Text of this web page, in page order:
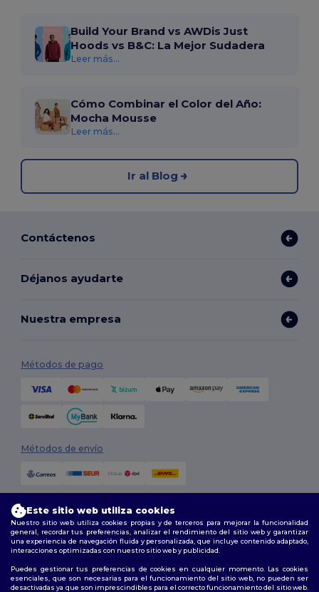
Build Your Brand vs AWDis Just
Hoods vs B&C: La Mejor Sudadera
Leer más...
Cómo Combinar el Color del Año:
Mocha Mousse
Leer más...
Ir al Blog
Contáctenos
Déjanos ayudarte
Nuestra empresa
Métodos de pago
Métodos de envío
Síguenos
Este sitio web utiliza cookies
Nuestro sitio web utiliza cookies propias y de terceros para mejorar la funcionalidad
general, recordar tus preferencias, analizar el rendimiento del sitio web y garantizar
una experiencia de navegación fluida y personalizada, que incluye contenido adaptado,
interacciones optimizadas con nuestro sitio web y publicidad.
Puedes gestionar tus preferencias de cookies en cualquier momento. Las cookies
esenciales, que son necesarias para el funcionamiento del sitio web, no pueden ser
desactivadas ya que son imprescindibles para el correcto funcionamiento del sitio web.